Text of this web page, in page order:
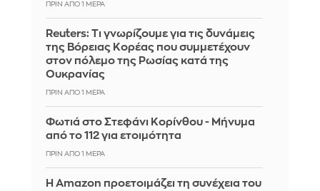
ΠΡΙΝ ΑΠΌ 1 ΜΈΡΑ
Reuters: Τι γνωρίζουμε για τις δυνάμεις
της Βόρειας Κορέας που συμμετέχουν
στον πόλεμο της Ρωσίας κατά της
Ουκρανίας
ΠΡΙΝ ΑΠΌ 1 ΜΈΡΑ
Φωτιά στο Στεφάνι Κορίνθου - Μήνυμα
από το 112 για ετοιμότητα
ΠΡΙΝ ΑΠΌ 1 ΜΈΡΑ
Η Amazon προετοιμάζει τη συνέχεια του